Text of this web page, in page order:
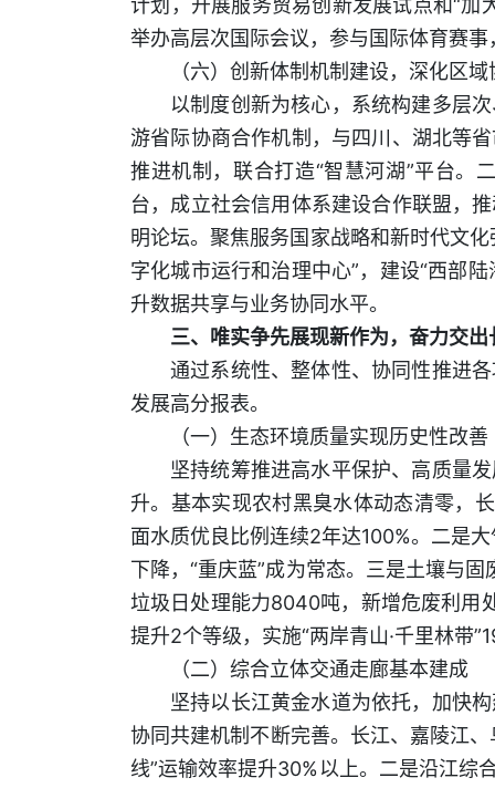
计划，开展服务贸易创新发展试点和“加
举办高层次国际会议，参与国际体育赛
（六）创新体制机制建设，深化区
以制度创新为核心，系统构建多层
游省际协商合作机制，与四川、湖北等
推进机制，联合打造“智慧河湖”平台。
台，成立社会信用体系建设合作联盟，
明论坛。聚焦服务国家战略和新时代文
字化城市运行和治理中心”，建设“西部
升数据共享与业务协同水平。
三、唯实争先展现新作为，奋力交
通过系统性、整体性、协同性推进
发展高分报表。
（一）生态环境质量实现历史性改善
坚持统筹推进高水平保护、高质量
升。基本实现农村黑臭水体动态清零，
面水质优良比例连续2年达100%。二是
下降，“重庆蓝”成为常态。三是土壤与
垃圾日处理能力8040吨，新增危废利用
提升2个等级，实施“两岸青山·千里林带
（二）综合立体交通走廊基本建成
坚持以长江黄金水道为依托，加快
协同共建机制不断完善。长江、嘉陵江
线”运输效率提升30%以上。二是沿江